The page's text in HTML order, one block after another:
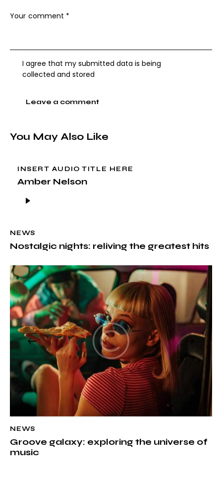
I agree that my submitted data is being
collected and stored
You May Also Like
INSERT AUDIO TITLE HERE
Amber Nelson
NEWS
Nostalgic nights: reliving the greatest hits
NEWS
Groove galaxy: exploring the universe of
music